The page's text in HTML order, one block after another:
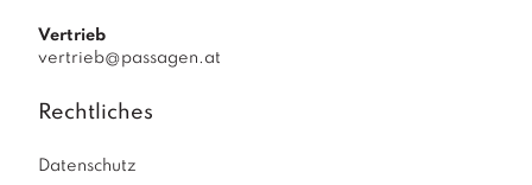
Vertrieb
vertrieb@passagen.at
Rechtliches
Datenschutz